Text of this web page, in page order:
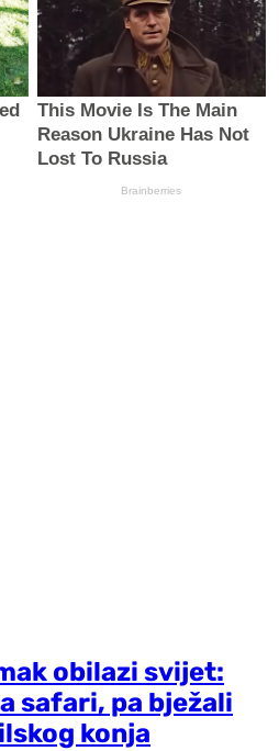
obilazi svijet:
safari, pa bježali
konja